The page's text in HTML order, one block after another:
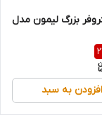
بزرگ لیمون مدل
افزودن به سبد